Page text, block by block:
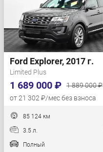
Ford Explorer, 2017 г.
Limited Plus
1 689 000 ₽
1 889 000 ₽
от 21 302 ₽/мес без взноса
85 124 км
3.5 л.
Полный